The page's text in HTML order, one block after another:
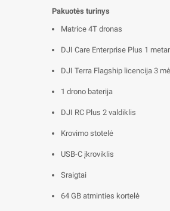
Pakuotės turinys
Matrice 4T dronas
DJI Care Enterprise Plus 1
DJI Terra Flagship licencija 3
1 drono baterija
DJI RC Plus 2 valdiklis
Krovimo stotelė
USB-C įkroviklis
Sraigtai
64 GB atminties kortelė